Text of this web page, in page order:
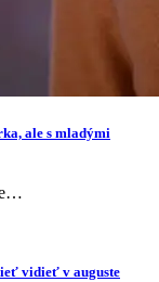
ale s mladými
vidieť v auguste